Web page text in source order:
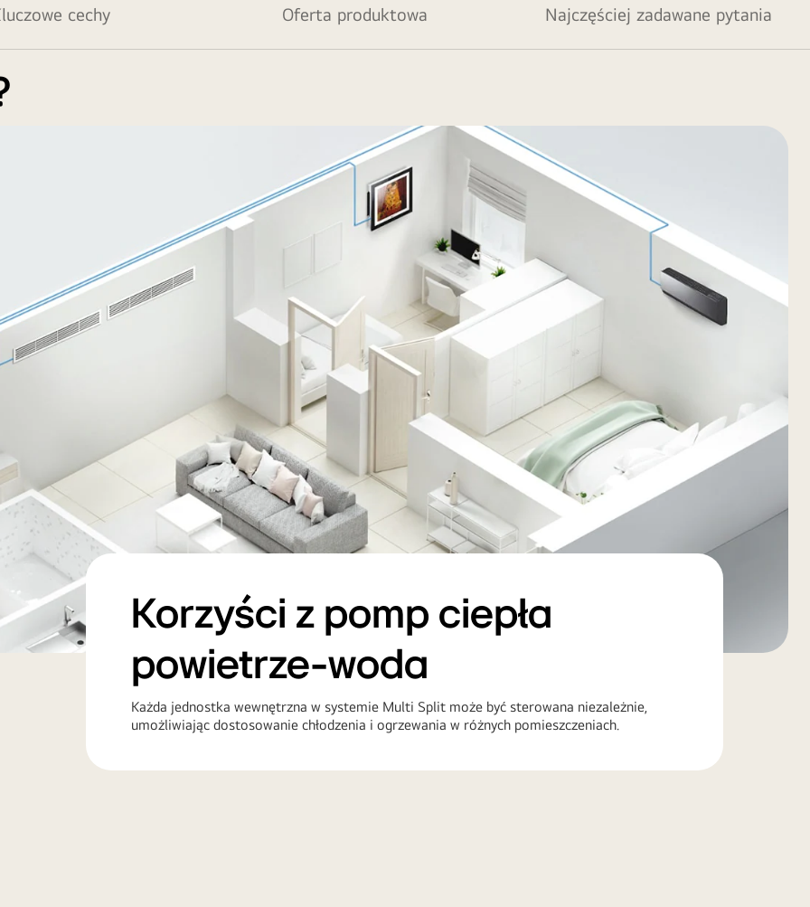
cechy Oferta produktowa Najczęściej zadawane pytania
Korzyści z pomp ciepła
powietrze-woda
Każda jednostka wewnętrzna w systemie Multi Split może być sterowana niezależnie,
umożliwiając dostosowanie chłodzenia i ogrzewania w różnych pomieszczeniach.